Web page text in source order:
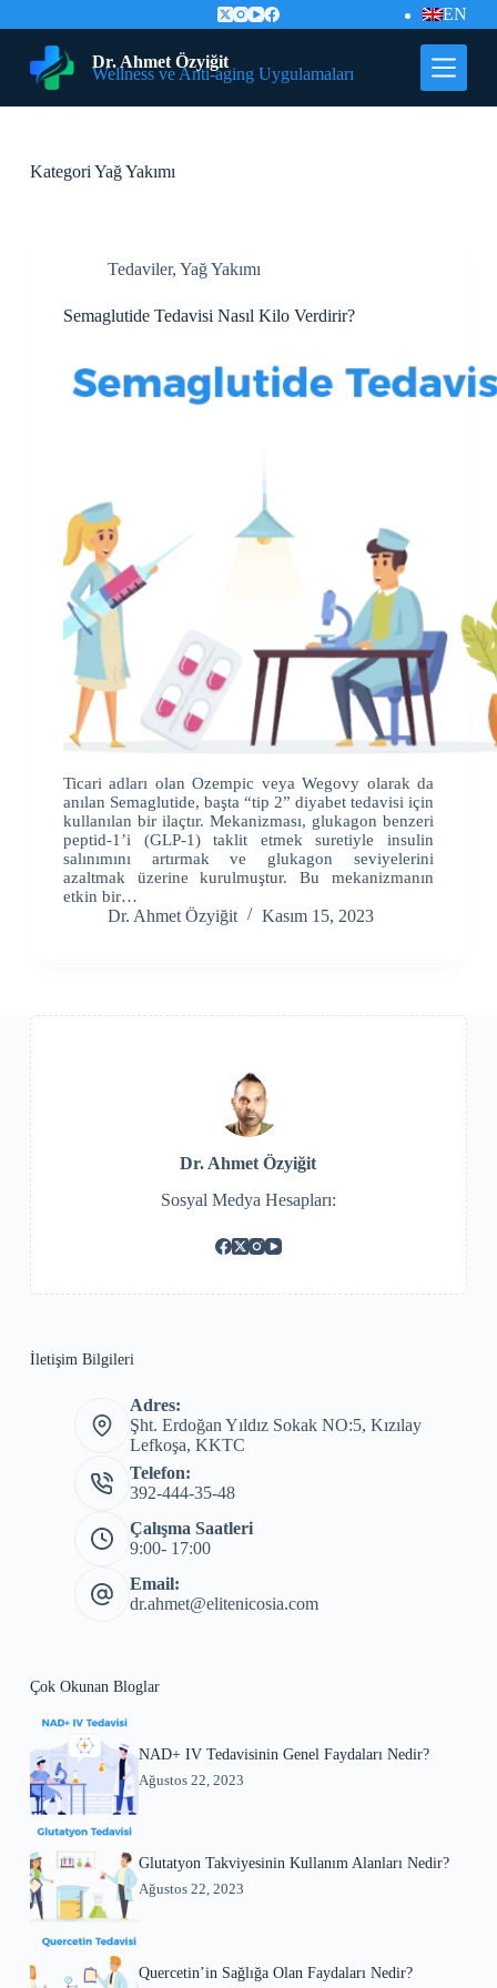
EN
Dr. Ahmet Özyiğit
Wellness ve Anti-aging Uygulamaları
Kategori Yağ Yakımı
Tedaviler, Yağ Yakımı
Semaglutide Tedavisi Nasıl Kilo Verdirir?
Ticari adları olan Ozempic veya Wegovy olarak da
anılan Semaglutide, başta “tip 2” diyabet tedavisi için
kullanılan bir ilaçtır. Mekanizması, glukagon benzeri
peptid-1’i (GLP-1) taklit etmek suretiyle insulin
salınımını artırmak ve glukagon seviyelerini
azaltmak üzerine kurulmuştur. Bu mekanizmanın
etkin bir…
Dr. Ahmet Özyiğit Kasım 15, 2023
Dr. Ahmet Özyiğit
Sosyal Medya Hesapları:
İletişim Bilgileri
Adres:
Şht. Erdoğan Yıldız Sokak NO:5, Kızılay
Lefkoşa, KKTC
Telefon:
392-444-35-48
Çalışma Saatleri
9:00- 17:00
Email:
dr.ahmet@elitenicosia.com
Çok Okunan Bloglar
NAD+ IV Tedavisinin Genel Faydaları Nedir?
Ağustos 22, 2023
Glutatyon Takviyesinin Kullanım Alanları Nedir?
Ağustos 22, 2023
Quercetin’in Sağlığa Olan Faydaları Nedir?